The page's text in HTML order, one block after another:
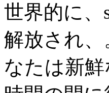
世界的に
解放され
なたは新